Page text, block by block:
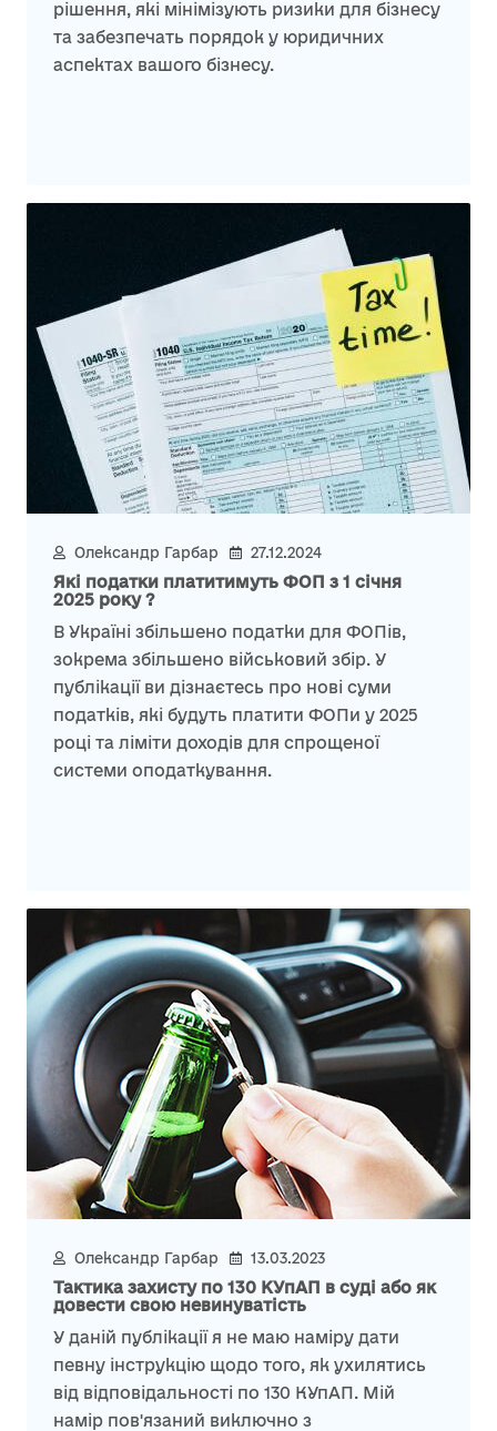
рішення, які мінімізують ризики для бізнесу
та забезпечать порядок у юридичних
аспектах вашого бізнесу.
Олександр Гарбар 27.12.2024
Які податки платитимуть ФОП з 1 січня
2025 року ?
В Україні збільшено податки для ФОПів,
зокрема збільшено військовий збір. У
публікації ви дізнаєтесь про нові суми
податків, які будуть платити ФОПи у 2025
році та ліміти доходів для спрощеної
системи оподаткування.
Олександр Гарбар 13.03.2023
Тактика захисту по 130 КУпАП в суді або як
довести свою невинуватість
У даній публікації я не маю наміру дати
певну інструкцію щодо того, як ухилятись
від відповідальності по 130 КУпАП. Мій
намір пов'язаний виключно з